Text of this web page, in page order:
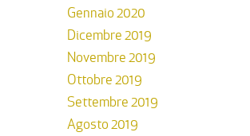
Gennaio 2020
Dicembre 2019
Novembre 2019
Ottobre 2019
Settembre 2019
Agosto 2019